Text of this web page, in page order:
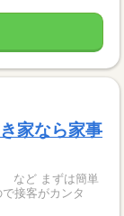
家なら家事
など まずは簡単